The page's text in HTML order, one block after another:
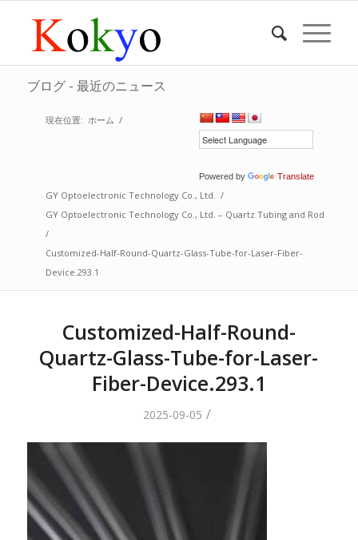
ブログ - 最近のニュース
Powered by Translate
現在位置: ホーム /
GY Optoelectronic Technology Co., Ltd. /
GY Optoelectronic Technology Co., Ltd. – Quartz Tubing and Rod
/
Customized-Half-Round-Quartz-Glass-Tube-for-Laser-Fiber-
Device.293.1
Customized-Half-Round-
Quartz-Glass-Tube-for-Laser-
Fiber-Device.293.1
2025-09-05 /